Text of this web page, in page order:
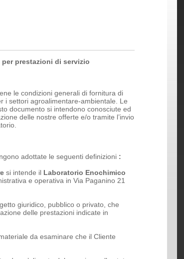
prestazioni di servizio
le condizioni generali di fornitura di
i settori agroalimentare-ambientale. Le
documento si intendono conosciute ed
delle nostre offerte e/o tramite l’invio
adottate le seguenti definizioni :
si intende il Laboratorio Enochimico
e operativa in Via Paganino 21
giuridico, pubblico o privato, che
delle prestazioni indicate in
da esaminare che il Cliente